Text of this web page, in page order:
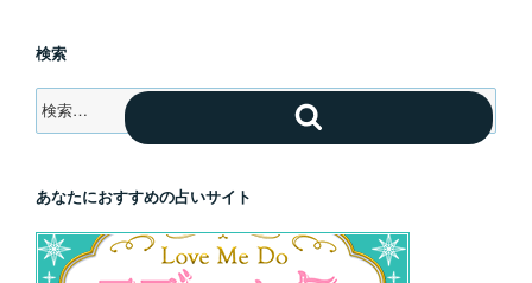
検索
検
索:
索
あなたにおすすめの占いサイト